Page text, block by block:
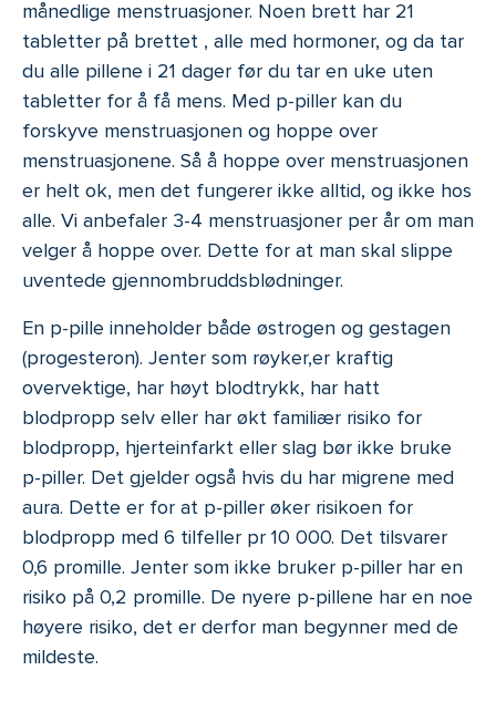
månedlige menstruasjoner. Noen brett har 21
tabletter på brettet , alle med hormoner, og da tar
du alle pillene i 21 dager før du tar en uke uten
tabletter for å få mens. Med p-piller kan du
forskyve menstruasjonen og hoppe over
menstruasjonene. Så å hoppe over menstruasjonen
er helt ok, men det fungerer ikke alltid, og ikke hos
alle. Vi anbefaler 3-4 menstruasjoner per år om man
velger å hoppe over. Dette for at man skal slippe
uventede gjennombruddsblødninger.
En p-pille inneholder både østrogen og gestagen
(progesteron). Jenter som røyker,er kraftig
overvektige, har høyt blodtrykk, har hatt
blodpropp selv eller har økt familiær risiko for
blodpropp, hjerteinfarkt eller slag bør ikke bruke
p-piller. Det gjelder også hvis du har migrene med
aura. Dette er for at p-piller øker risikoen for
blodpropp med 6 tilfeller pr 10 000. Det tilsvarer
0,6 promille. Jenter som ikke bruker p-piller har en
risiko på 0,2 promille. De nyere p-pillene har en noe
høyere risiko, det er derfor man begynner med de
mildeste.